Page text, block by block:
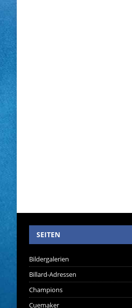
SEITEN
Bildergalerien
Billard-Adressen
Champions
Cuemaker